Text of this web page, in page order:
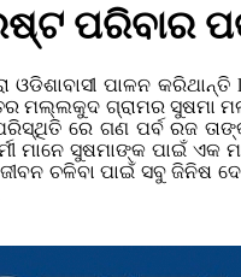
ପରିବାର
ଓଡିଶାବାସୀ ପାଳନ
ମଲ୍ଲକୁଦ ଗ୍ରାମର ସୁଷମା
ରେ ଗଣ ପର୍ବ ରଜ
ମାନେ ସୁଷମାଙ୍କ ପାଇଁ
ଚଳିବା ପାଇଁ ସବୁ ଜିନିଷ